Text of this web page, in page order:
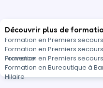
Découvrir plus de
Formation en Premiers
Formation en Premiers
Provence
Formation en Premiers
Formation en Bureautique à
Hilaire